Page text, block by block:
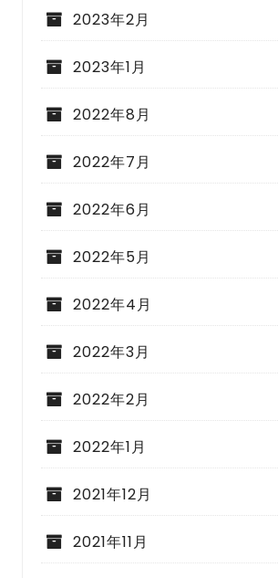
2023年2月
2023年1月
2022年8月
2022年7月
2022年6月
2022年5月
2022年4月
2022年3月
2022年2月
2022年1月
2021年12月
2021年11月